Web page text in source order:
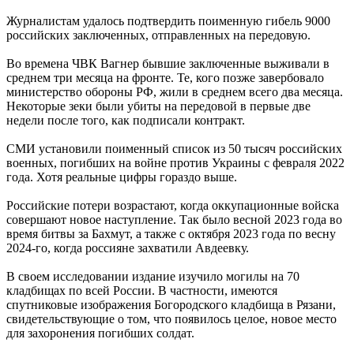
Журналистам удалось подтвердить поименную гибель 9000
российских заключенных, отправленных на передовую.
Во времена ЧВК Вагнер бывшие заключенные выживали в
среднем три месяца на фронте. Те, кого позже завербовало
министерство обороны РФ, жили в среднем всего два месяца.
Некоторые зеки были убиты на передовой в первые две
недели после того, как подписали контракт.
СМИ установили поименный список из 50 тысяч российских
военных, погибших на войне против Украины с февраля 2022
года. Хотя реальные цифры гораздо выше.
Российские потери возрастают, когда оккупационные войска
совершают новое наступление. Так было весной 2023 года во
время битвы за Бахмут, а также с октября 2023 года по весну
2024-го, когда россияне захватили Авдеевку.
В своем исследовании издание изучило могилы на 70
кладбищах по всей России. В частности, имеются
спутниковые изображения Богородского кладбища в Рязани,
свидетельствующие о том, что появилось целое, новое место
для захоронения погибших солдат.